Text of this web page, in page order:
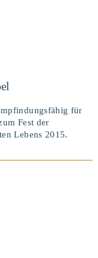
für
Fest der
Lebens 2015.